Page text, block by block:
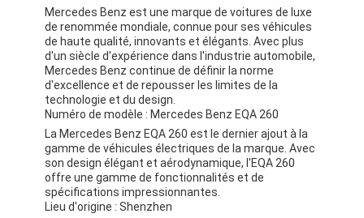
Mercedes Benz est une marque de voitures de luxe
de renommée mondiale, connue pour ses véhicules
de haute qualité, innovants et élégants. Avec plus
d'un siècle d'expérience dans l'industrie automobile,
Mercedes Benz continue de définir la norme
d'excellence et de repousser les limites de la
technologie et du design.
Numéro de modèle : Mercedes Benz EQA 260
La Mercedes Benz EQA 260 est le dernier ajout à la
gamme de véhicules électriques de la marque. Avec
son design élégant et aérodynamique, l'EQA 260
offre une gamme de fonctionnalités et de
spécifications impressionnantes.
Lieu d'origine : Shenzhen